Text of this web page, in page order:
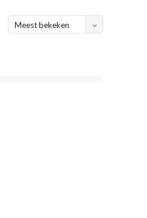
Meest bekeken